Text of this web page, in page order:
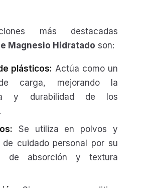
más destacadas
Magnesio Hidratado son:
plásticos: Actúa como un
carga, mejorando la
y durabilidad de los
Se utiliza en polvos y
de cuidado personal por su
de absorción y textura